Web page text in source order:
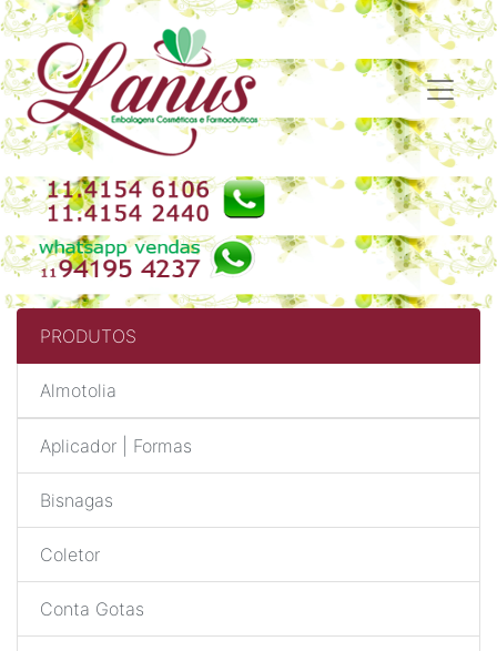
PRODUTOS
Almotolia
Aplicador | Formas
Bisnagas
Coletor
Conta Gotas